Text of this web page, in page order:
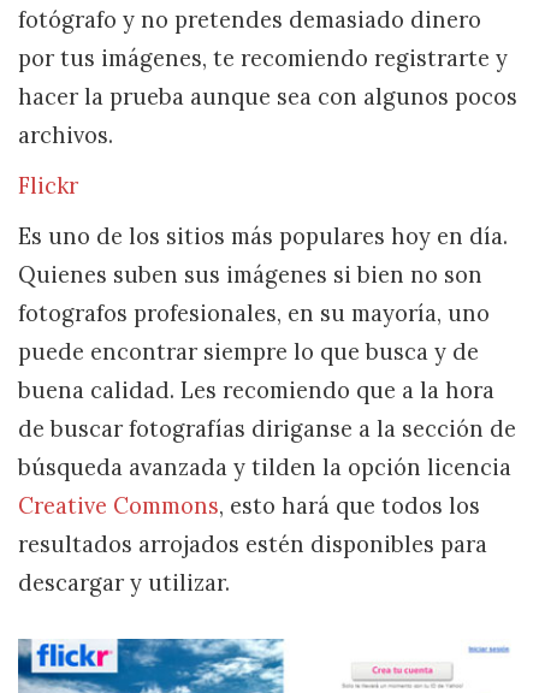
fotógrafo y no pretendes demasiado dinero
por tus imágenes, te recomiendo registrarte y
hacer la prueba aunque sea con algunos pocos
archivos.
Flickr
Es uno de los sitios más populares hoy en día.
Quienes suben sus imágenes si bien no son
fotografos profesionales, en su mayoría, uno
puede encontrar siempre lo que busca y de
buena calidad. Les recomiendo que a la hora
de buscar fotografías diriganse a la sección de
búsqueda avanzada y tilden la opción licencia
Creative Commons, esto hará que todos los
resultados arrojados estén disponibles para
descargar y utilizar.